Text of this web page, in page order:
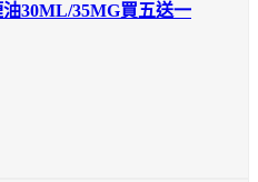
油30ML/35MG買五送一